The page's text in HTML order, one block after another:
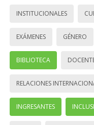
INSTITUCIONALES
EXÁMENES GÉNERO
BIBLIOTECA
RELACIONES
INGRESANTES